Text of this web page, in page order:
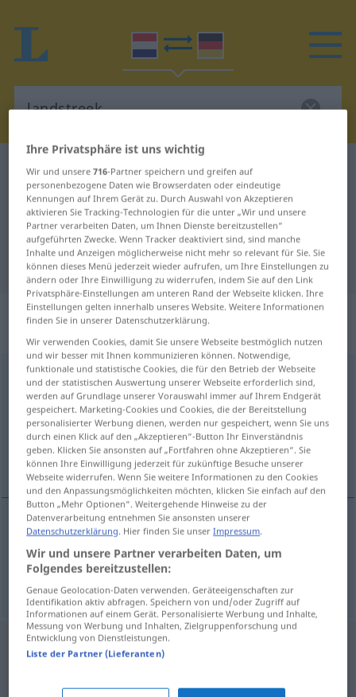
Niederländisch-Deutsch Wörterbuch
Niederländisch-Deutsch
Übersetzung für "landstreek"
"landstreek" Deutsch Übersetzung
„landstreek“: zelfstandig
naamwoord
landstreeksubst
Übersicht aller Übersetzungen
(Für mehr Details die Übersetzung anklicken/antippen)
Landstrich, Gegend
landstreek
Gegend
Ihre Privatsphäre ist uns wichtig
Wir und unsere716-Partner speichern und greifen auf
personenbezogene Daten wie Browserdaten oder eindeutige
Kennungen auf Ihrem Gerät zu. Durch Auswahl von Akzeptieren
aktivieren Sie Tracking-Technologien für die unter „Wir und unsere
Partner verarbeiten Daten, um Ihnen Dienste bereitzustellen“
aufgeführten Zwecke. Wenn Tracker deaktiviert sind, sind manche
Inhalte und Anzeigen möglicherweise nicht mehr so relevant für Sie. Sie
können dieses Menü jederzeit wieder aufrufen, um Ihre Einstellungen zu
ändern oder Ihre Einwilligung zu widerrufen, indem Sie auf den Link
Privatsphäre-Einstellungen am unteren Rand der Webseite klicken. Ihre
Einstellungen gelten innerhalb unseres Website. Weitere Informationen
finden Sie in unserer Datenschutzerklärung.
Wir verwenden Cookies, damit Sie unsere Webseite bestmöglich nutzen
und wir besser mit Ihnen kommunizieren können. Notwendige,
funktionale und statistische Cookies, die für den Betrieb der Webseite
und der statistischen Auswertung unserer Webseite erforderlich sind,
werden auf Grundlage unserer Vorauswahl immer auf Ihrem Endgerät
gespeichert. Marketing-Cookies und Cookies, die der Bereitstellung
personalisierter Werbung dienen, werden nur gespeichert, wenn Sie uns
durch einen Klick auf den „Akzeptieren“-Button Ihr Einverständnis
geben. Klicken Sie ansonsten auf „Fortfahren ohne Akzeptieren“. Sie
können Ihre Einwilligung jederzeit für zukünftige Besuche unserer
Webseite widerrufen. Wenn Sie weitere Informationen zu den Cookies
und den Anpassungsmöglichkeiten möchten, klicken Sie einfach auf den
Button „Mehr Optionen“. Weitergehende Hinweise zu der
Datenverarbeitung entnehmen Sie ansonsten unserer
Datenschutzerklärung. Hier finden Sie unserImpressum.
Wir und unsere Partner verarbeiten Daten, um
Folgendes bereitzustellen:
Genaue Geolocation-Daten verwenden. Geräteeigenschaften zur
Identifikation aktiv abfragen. Speichern von und/oder Zugriff auf
Informationen auf einem Gerät. Personalisierte Werbung und Inhalte,
Messung von Werbung und Inhalten, Zielgruppenforschung und
Entwicklung von Dienstleistungen.
Liste der Partner (Lieferanten)